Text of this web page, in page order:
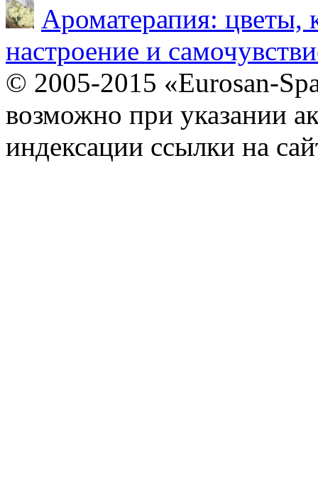
Ароматерапия: цветы,
настроение и
© 2005-2015 «Eurosan-
возможно при указании
индексации ссылки на